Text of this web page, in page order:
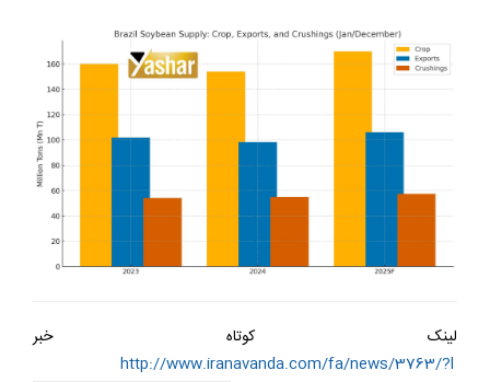
لینک کوتاه خبر
http://www.iranavanda.com/fa/news/3763/?l